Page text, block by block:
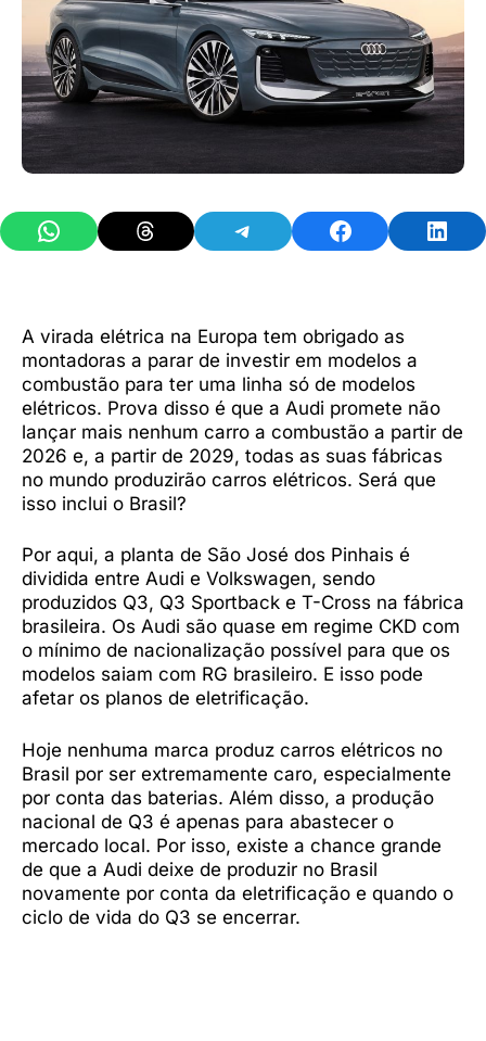
Share on WhatsAppShare on ThreadsShare on TelegramShare on Facebook
A virada elétrica na Europa tem obrigado as
montadoras a parar de investir em modelos a
combustão para ter uma linha só de modelos
elétricos. Prova disso é que a Audi promete não
lançar mais nenhum carro a combustão a partir de
2026 e, a partir de 2029, todas as suas fábricas
no mundo produzirão carros elétricos. Será que
isso inclui o Brasil?
Por aqui, a planta de São José dos Pinhais é
dividida entre Audi e Volkswagen, sendo
produzidos Q3, Q3 Sportback e T-Cross na fábrica
brasileira. Os Audi são quase em regime CKD com
o mínimo de nacionalização possível para que os
modelos saiam com RG brasileiro. E isso pode
afetar os planos de eletrificação.
Hoje nenhuma marca produz carros elétricos no
Brasil por ser extremamente caro, especialmente
por conta das baterias. Além disso, a produção
nacional de Q3 é apenas para abastecer o
mercado local. Por isso, existe a chance grande
de que a Audi deixe de produzir no Brasil
novamente por conta da eletrificação e quando o
ciclo de vida do Q3 se encerrar.